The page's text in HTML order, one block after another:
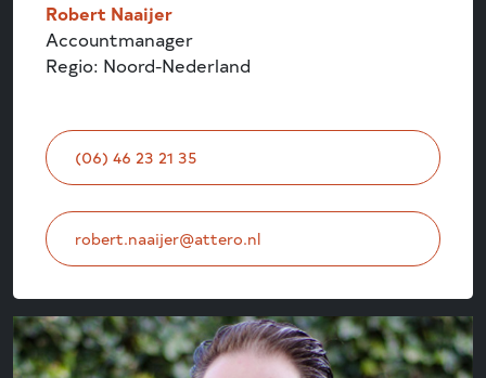
Robert Naaijer
Accountmanager
Regio: Noord-Nederland
(06) 46 23 21 35
robert.naaijer@attero.nl